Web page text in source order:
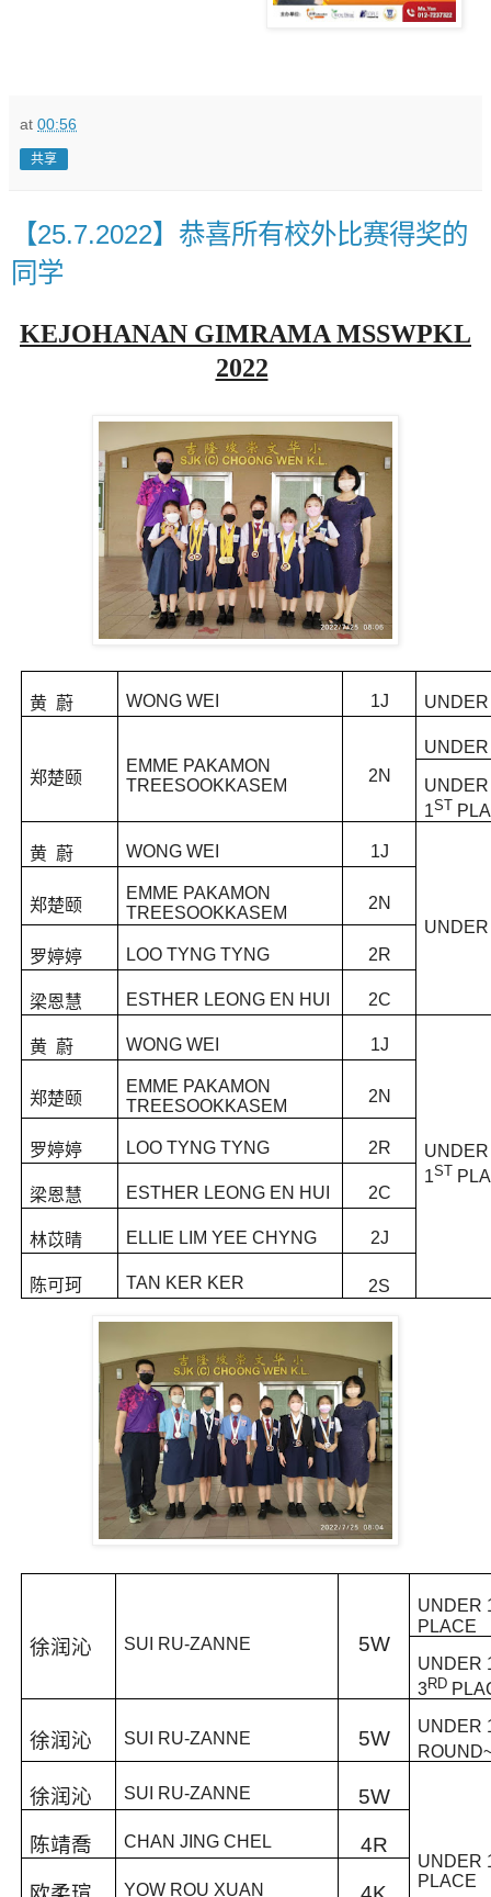
at 00:56
共享
【25.7.2022】恭喜所有校外比赛得奖的
同学
KEJOHANAN GIMRAMA MSSWPKL
2022
黄 蔚 WONG WEI 1J
郑楚颐
EMME PAKAMON
TREESOOKKASEM
2N
1ST
黄 蔚 WONG WEI 1J
郑楚颐
EMME PAKAMON
TREESOOKKASEM
2N
罗婷婷 LOO TYNG TYNG 2R
梁恩慧 ESTHER LEONG EN HUI 2C
黄 蔚 WONG WEI 1J
1ST
郑楚颐
EMME PAKAMON
TREESOOKKASEM
2N
罗婷婷 LOO TYNG TYNG 2R
梁恩慧 ESTHER LEONG EN HUI 2C
林苡晴 ELLIE LIM YEE CHYNG 2J
陈可珂 TAN KER KER 2S
徐润沁 SUI RU-ZANNE 5W
UNDER
PLACE
UNDER
3RD
徐润沁 SUI RU-ZANNE 5W
UNDER
徐润沁 SUI RU-ZANNE 5W
UNDER
PLACE
陈靖喬 CHAN JING CHEL 4R
YOW ROU XUAN